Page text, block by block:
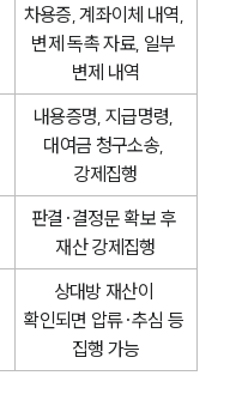
차용증, 계좌이체 내역,
변제 독촉 자료, 일부
변제 내역
내용증명, 지급명령,
대여금 청구소송,
강제집행
판결·결정문 확보 후
재산 강제집행
상대방 재산이
확인되면 압류·추심 등
집행 가능